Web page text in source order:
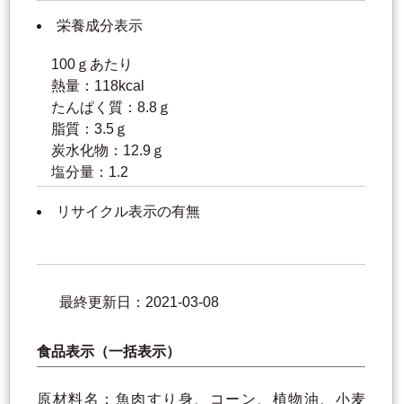
栄養成分表示
100ｇあたり
熱量：118kcal
たんぱく質：8.8ｇ
脂質：3.5ｇ
炭水化物：12.9ｇ
塩分量：1.2
リサイクル表示の有無
最終更新日：2021-03-08
食品表示（一括表示）
原材料名：魚肉すり身、コーン、植物油、小麦